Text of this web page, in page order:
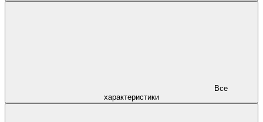
характеристики